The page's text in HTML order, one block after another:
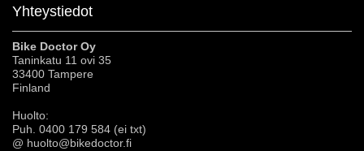
Yhteystiedot
Bike Doctor Oy
Taninkatu 11 ovi 35
33400 Tampere
Finland
Huolto:
Puh. 0400 179 584 (ei txt)
@ huolto@bikedoctor.fi